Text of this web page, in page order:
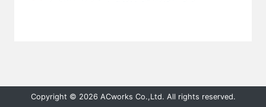
Copyright © 2026 ACworks Co.,Ltd. All rights reserved.